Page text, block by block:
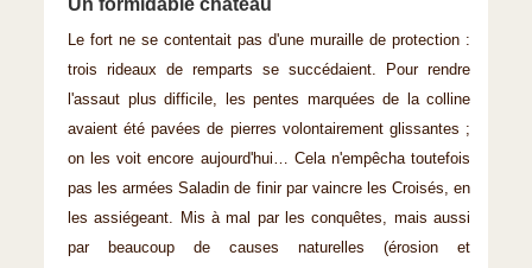
Le fort ne se contentait pas d'une muraille de protection :
trois rideaux de remparts se succédaient. Pour rendre
l'assaut plus difficile, les pentes marquées de la colline
avaient été pavées de pierres volontairement glissantes ;
on les voit encore aujourd'hui… Cela n'empêcha toutefois
pas les armées Saladin de finir par vaincre les Croisés, en
les assiégeant. Mis à mal par les conquêtes, mais aussi
par beaucoup de causes naturelles (érosion et